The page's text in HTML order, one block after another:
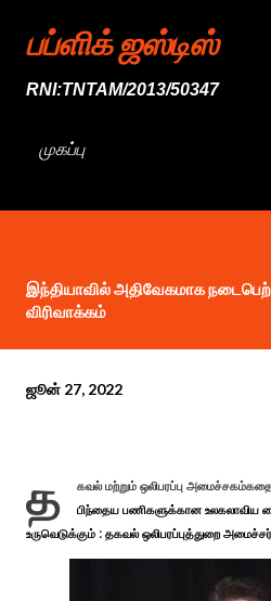
முதன்மை
பப்ளிக் ஜஸ்டிஸ்
RNI:TNTAM/2013/50347
முகப்பு
இந்தியாவில் அதிவேகமாக
விரிவாக்கம்
ஜூன் 27, 2022
த
கவல் மற்றும் ஒலிபரப்பு அமைச்சகம்கதை
பிந்தைய பணிகளுக்கான உலகலாவிய
உருவெடுக்கும் : தகவல் ஒலிபரப்புத்துறை